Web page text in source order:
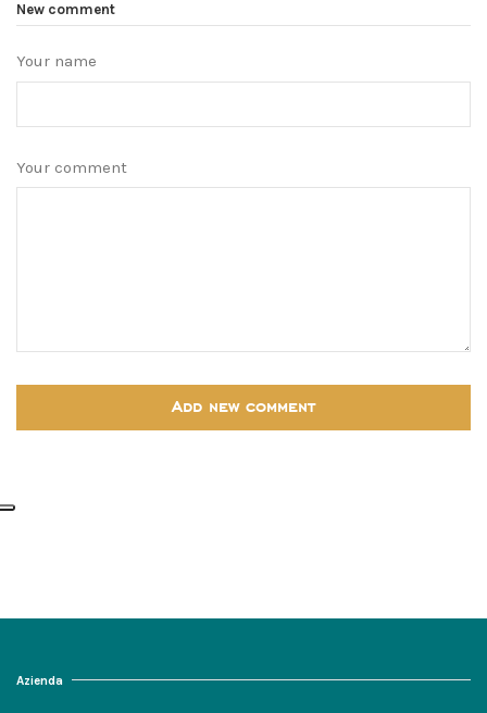
New comment
Your name
Your comment
Add new comment
Azienda